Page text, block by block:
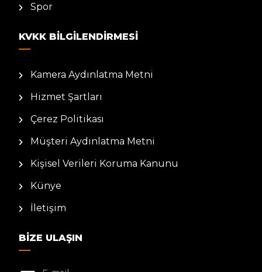
Spor
KVKK BILGILENDIRMESI
Kamera Aydınlatma Metni
Hizmet Şartları
Çerez Politikası
Müşteri Aydınlatma Metni
Kişisel Verileri Koruma Kanunu
Künye
İletişim
BIZE ULAŞIN